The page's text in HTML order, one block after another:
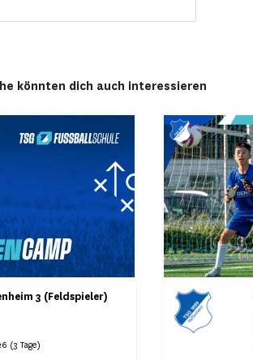
könnten dich auch interessieren
3 (Feldspieler)
(3 Tage)